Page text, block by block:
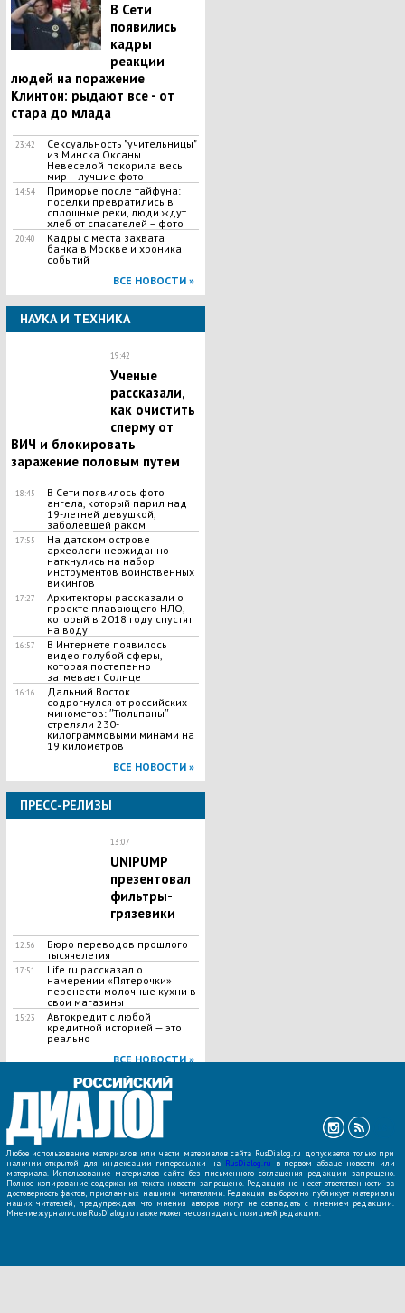
В Сети
появились
кадры
реакции
людей на поражение
Клинтон: рыдают все - от
стара до млада
23:42
Сексуальность "учительницы"
из Минска Оксаны
Невеселой покорила весь
мир – лучшие фото
14:54
Приморье после тайфуна:
поселки превратились в
сплошные реки, люди ждут
хлеб от спасателей – фото
20:40
Кадры с места захвата
банка в Москве и хроника
событий
ВСЕ НОВОСТИ »
НАУКА И ТЕХНИКА
19:42
Ученые
рассказали,
как очистить
сперму от
ВИЧ и блокировать
заражение половым путем
18:45
В Сети появилось фото
ангела, который парил над
19-летней девушкой,
заболевшей раком
17:55
На датском острове
археологи неожиданно
наткнулись на набор
инструментов воинственных
викингов
17:27
Архитекторы рассказали о
проекте плавающего НЛО,
который в 2018 году спустят
на воду
16:57
В Интернете появилось
видео голубой сферы,
которая постепенно
затмевает Солнце
16:16
Дальний Восток
содрогнулся от российских
минометов: ʺТюльпаныʺ
стреляли 230-
килограммовыми минами на
19 километров
ВСЕ НОВОСТИ »
ПРЕСС-РЕЛИЗЫ
13:07
UNIPUMP
презентовал
фильтры-
грязевики
12:56
Бюро переводов прошлого
тысячелетия
17:51
Life.ru рассказал о
намерении «Пятерочки»
перенести молочные кухни в
свои магазины
15:23
Автокредит с любой
кредитной историей — это
реально
ВСЕ НОВОСТИ »
Любое использование материалов или части материалов сайта RusDialog.ru допускается только при
наличии открытой для индексации гиперссылки на RusDialog.ru в первом абзаце новости или
материала. Использование материалов сайта без письменного соглашения редакции запрещено.
Полное копирование содержания текста новости запрещено. Редакция не несет ответственности за
достоверность фактов, присланных нашими читателями. Редакция выборочно публикует материалы
наших читателей, предупреждая, что мнения авторов могут не совпадать с мнением редакции.
Мнение журналистов RusDialog.ru также может не совпадать с позицией редакции.